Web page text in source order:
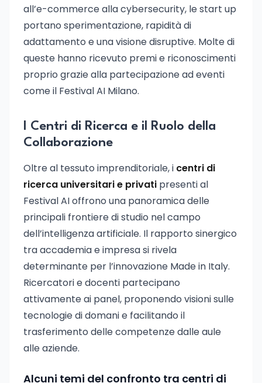
all’e-commerce alla cybersecurity, le start up
portano sperimentazione, rapidità di
adattamento e una visione disruptive. Molte di
queste hanno ricevuto premi e riconoscimenti
proprio grazie alla partecipazione ad eventi
come il Festival AI Milano.
I Centri di Ricerca e il Ruolo della
Collaborazione
Oltre al tessuto imprenditoriale, i centri di
ricerca universitari e privati presenti al
Festival AI offrono una panoramica delle
principali frontiere di studio nel campo
dell’intelligenza artificiale. Il rapporto sinergico
tra accademia e impresa si rivela
determinante per l’innovazione Made in Italy.
Ricercatori e docenti partecipano
attivamente ai panel, proponendo visioni sulle
tecnologie di domani e facilitando il
trasferimento delle competenze dalle aule
alle aziende.
Alcuni temi del confronto tra centri di